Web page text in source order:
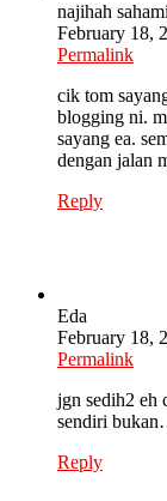
najihah sahami
February 18,
Permalink
cik tom
blogging ni.
sayang ea.
dengan jalan
Reply
Eda
February 18,
Permalink
jgn sedih2 eh
sendiri
Reply